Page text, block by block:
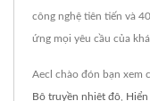
công nghệ tiên tiến và
ứng mọi yêu cầu của
Aecl chào đón bạn xem
Bộ truyền nhiệt độ